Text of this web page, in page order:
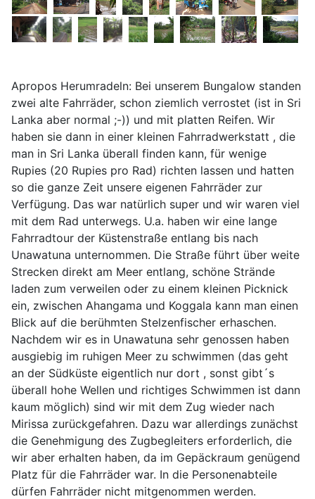
Apropos Herumradeln: Bei unserem Bungalow standen
zwei alte Fahrräder, schon ziemlich verrostet (ist in Sri
Lanka aber normal ;-)) und mit platten Reifen. Wir
haben sie dann in einer kleinen Fahrradwerkstatt , die
man in Sri Lanka überall finden kann, für wenige
Rupies (20 Rupies pro Rad) richten lassen und hatten
so die ganze Zeit unsere eigenen Fahrräder zur
Verfügung. Das war natürlich super und wir waren viel
mit dem Rad unterwegs. U.a. haben wir eine lange
Fahrradtour der Küstenstraße entlang bis nach
Unawatuna unternommen. Die Straße führt über weite
Strecken direkt am Meer entlang, schöne Strände
laden zum verweilen oder zu einem kleinen Picknick
ein, zwischen Ahangama und Koggala kann man einen
Blick auf die berühmten Stelzenfischer erhaschen.
Nachdem wir es in Unawatuna sehr genossen haben
ausgiebig im ruhigen Meer zu schwimmen (das geht
an der Südküste eigentlich nur dort , sonst gibt´s
überall hohe Wellen und richtiges Schwimmen ist dann
kaum möglich) sind wir mit dem Zug wieder nach
Mirissa zurückgefahren. Dazu war allerdings zunächst
die Genehmigung des Zugbegleiters erforderlich, die
wir aber erhalten haben, da im Gepäckraum genügend
Platz für die Fahrräder war. In die Personenabteile
dürfen Fahrräder nicht mitgenommen werden.